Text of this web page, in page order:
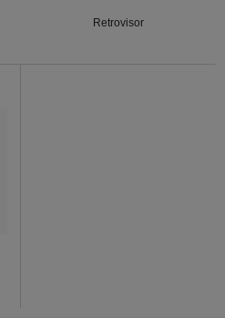
Retrovisor